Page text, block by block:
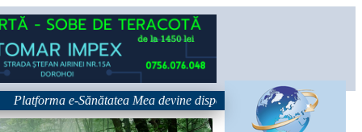
e-Sănătatea Mea devine disponibilă pe 1 septembrie: